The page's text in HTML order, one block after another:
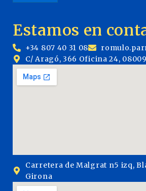
Estamos en
+34 807 40 31 08
C/ Aragó, 366 Oficina 24,
Carretera de Malgrat n5 izq,
Girona